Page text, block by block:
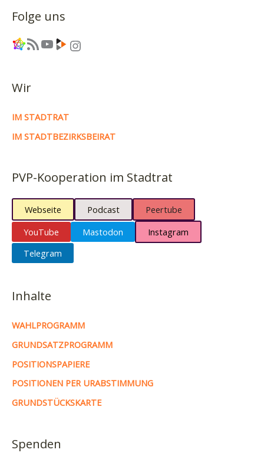
Folge uns
Link RSS-Feed YouTube Link Instagram
Wir
IM STADTRAT
IM STADTBEZIRKSBEIRAT
PVP-Kooperation im Stadtrat
Webseite Podcast
Peertube
YouTube
Mastodon
Instagram
Telegram
Inhalte
WAHLPROGRAMM
GRUNDSATZPROGRAMM
POSITIONSPAPIERE
POSITIONEN PER URABSTIMMUNG
GRUNDSTÜCKSKARTE
Spenden